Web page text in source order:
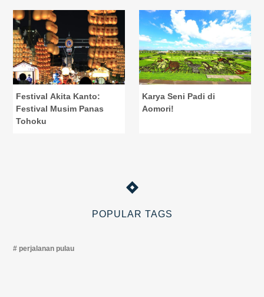
Festival Akita Kanto:
Festival Musim Panas
Tohoku
Karya Seni Padi di
Aomori!
POPULAR TAGS
perjalanan pulau